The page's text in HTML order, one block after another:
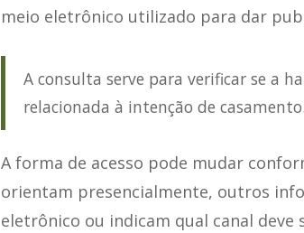
meio eletrônico utilizado para dar
A consulta serve para verificar se a
relacionada à intenção de casamento.
A forma de acesso pode mudar
orientam presencialmente, outros
eletrônico ou indicam qual canal